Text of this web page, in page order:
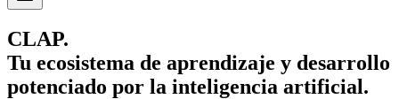
CLAP.
Tu ecosistema de aprendizaje y desarrollo
potenciado por la inteligencia artificial.